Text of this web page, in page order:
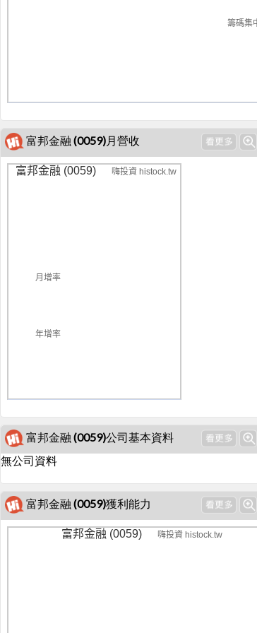
籌碼集
富邦金融 (0059)月營收
月增率
年增率
富邦金融 (0059) 嗨投資 histock.tw
富邦金融 (0059)公司基本資料
無公司資料
富邦金融 (0059)獲利能力
富邦金融 (0059) 嗨投資 histock.tw